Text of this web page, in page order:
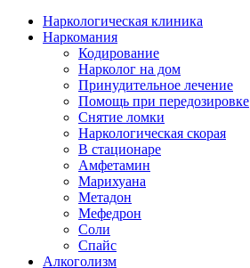
Наркологическая клиника
Наркомания
Кодирование
Нарколог на дом
Принудительное лечение
Помощь при передозировке
Снятие ломки
Наркологическая скорая
В стационаре
Амфетамин
Марихуана
Метадон
Мефедрон
Соли
Спайс
Алкоголизм